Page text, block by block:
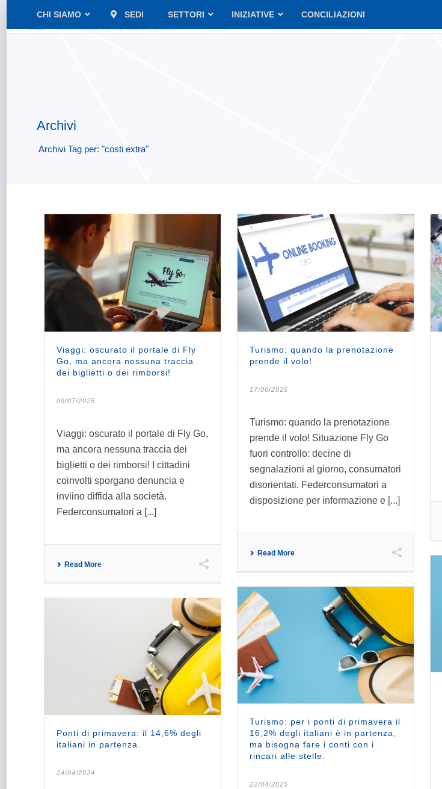
CHI SIAMO SEDI SETTORI INIZIATIVE CONCILIAZIONI
Archivi
Archivi Tag per: "costi extra"
Viaggi: oscurato il portale di Fly
Go, ma ancora nessuna traccia
dei biglietti o dei rimborsi!
09/07/2025
Viaggi: oscurato il portale di Fly Go,
ma ancora nessuna traccia dei
biglietti o dei rimborsi! I cittadini
coinvolti sporgano denuncia e
inviino diffida alla società.
Federconsumatori a [...]
Read More
Turismo: quando la prenotazione
prende il volo!
17/06/2025
Turismo: quando la prenotazione
prende il volo! Situazione Fly Go
fuori controllo: decine di
segnalazioni al giorno, consumatori
disorientati. Federconsumatori a
disposizione per informazione e [...]
Read More
Turismo: per i ponti di primavera il
16,2% degli italiani è in partenza,
ma bisogna fare i conti con i
rincari alle stelle.
22/04/2025
Ponti di primavera: il 14,6% degli
italiani in partenza.
24/04/2024